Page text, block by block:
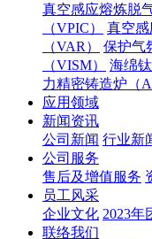
真空感应熔炼脱
（VPIC）
真空感
（VAR）
保护气
（VISM）
海绵
力精密铸造炉（
应用领域
新闻资讯
公司新闻 行业新
公司服务
售后及增值服务
员工风采
企业文化 2023年
联络我们